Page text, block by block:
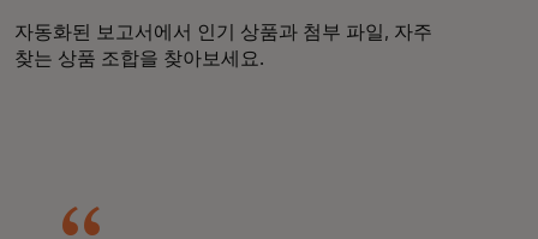
자동화된 보고서에서 인기 상품과 첨부 파일, 자주
찾는 상품 조합을 찾아보세요.